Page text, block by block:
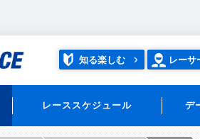
知る楽しむ レーサ
レーススケジュール デ